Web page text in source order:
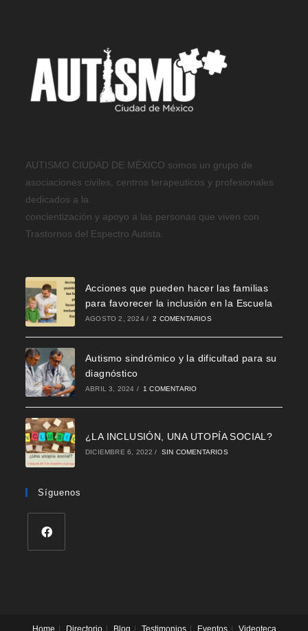
AUTISMO CIUDAD DE MÉXICO somos un grupo de
asociaciones civiles, centros terapeuticos y profesionales
dedicados a la
concientización y apoyo a las personas que viven con
Trastornos del Espectro Autista.
Acciones que pueden hacer las familias
para favorecer la inclusión en la Escuela
AGOSTO 2, 2024 / 2 COMENTARIOS
Autismo sindrómico y la dificultad para su
diagnóstico
ABRIL 3, 2024 / 1 COMENTARIO
¿LA INCLUSIÓN, UNA UTOPÍA SOCIAL?
DICIEMBRE 6, 2022 / SIN COMENTARIOS
Síguenos
nueva
Home Directorio Blog Testimonios Eventos Videoteca